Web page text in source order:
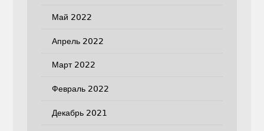
Май 2022
Апрель 2022
Март 2022
Февраль 2022
Декабрь 2021